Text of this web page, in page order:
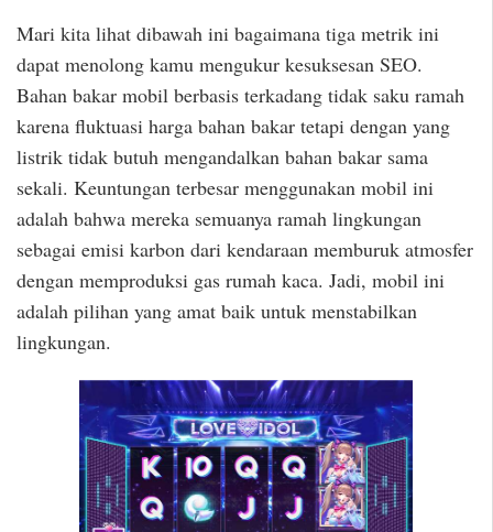
Mari kita lihat dibawah ini bagaimana tiga metrik ini
dapat menolong kamu mengukur kesuksesan SEO.
Bahan bakar mobil berbasis terkadang tidak saku ramah
karena fluktuasi harga bahan bakar tetapi dengan yang
listrik tidak butuh mengandalkan bahan bakar sama
sekali. Keuntungan terbesar menggunakan mobil ini
adalah bahwa mereka semuanya ramah lingkungan
sebagai emisi karbon dari kendaraan memburuk atmosfer
dengan memproduksi gas rumah kaca. Jadi, mobil ini
adalah pilihan yang amat baik untuk menstabilkan
lingkungan.